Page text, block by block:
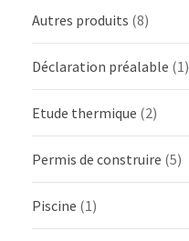
Autres produits (8)
Déclaration préalable (1)
Etude thermique (2)
Permis de construire (5)
Piscine (1)